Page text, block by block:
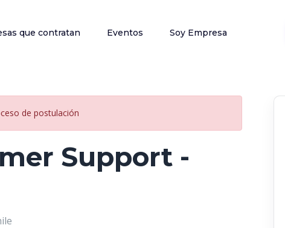
que contratan Eventos Soy Empresa
de postulación
Support -